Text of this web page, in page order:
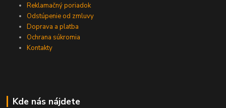
Reklamačný poriadok
Odstúpenie od zmluvy
Doprava a platba
Ochrana súkromia
Kontakty
Kde nás nájdete